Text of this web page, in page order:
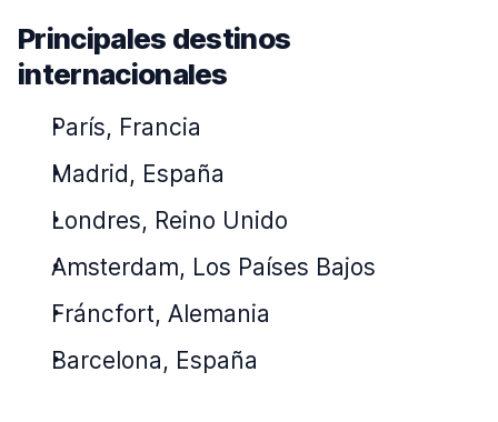
Principales destinos
internacionales
París, Francia
Madrid, España
Londres, Reino Unido
Amsterdam, Los Países Bajos
Fráncfort, Alemania
Barcelona, España